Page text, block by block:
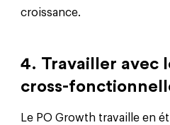
croissance.
4. Travailler avec
cross-
Le PO Growth travaille en